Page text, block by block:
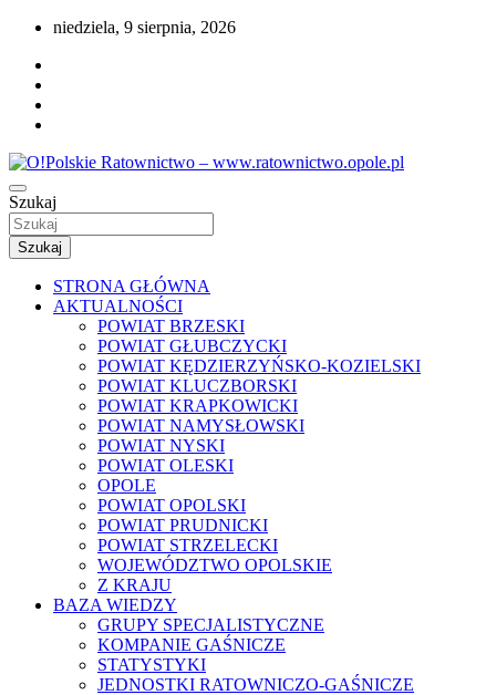
Przejdź
treści
niedziela, 9 sierpnia, 2026
O!Polskie Ratownictwo –
www.ratownictwo.opole.pl
Portal opolskiego i polskiego ratownictwa.
Szukaj
Szukaj
STRONA GŁÓWNA
AKTUALNOŚCI
POWIAT BRZESKI
POWIAT GŁUBCZYCKI
POWIAT KĘDZIERZYŃSKO-KOZIELSKI
POWIAT KLUCZBORSKI
POWIAT KRAPKOWICKI
POWIAT NAMYSŁOWSKI
POWIAT NYSKI
POWIAT OLESKI
OPOLE
POWIAT OPOLSKI
POWIAT PRUDNICKI
POWIAT STRZELECKI
WOJEWÓDZTWO OPOLSKIE
Z KRAJU
BAZA WIEDZY
GRUPY SPECJALISTYCZNE
KOMPANIE GAŚNICZE
STATYSTYKI
JEDNOSTKI RATOWNICZO-GAŚNICZE